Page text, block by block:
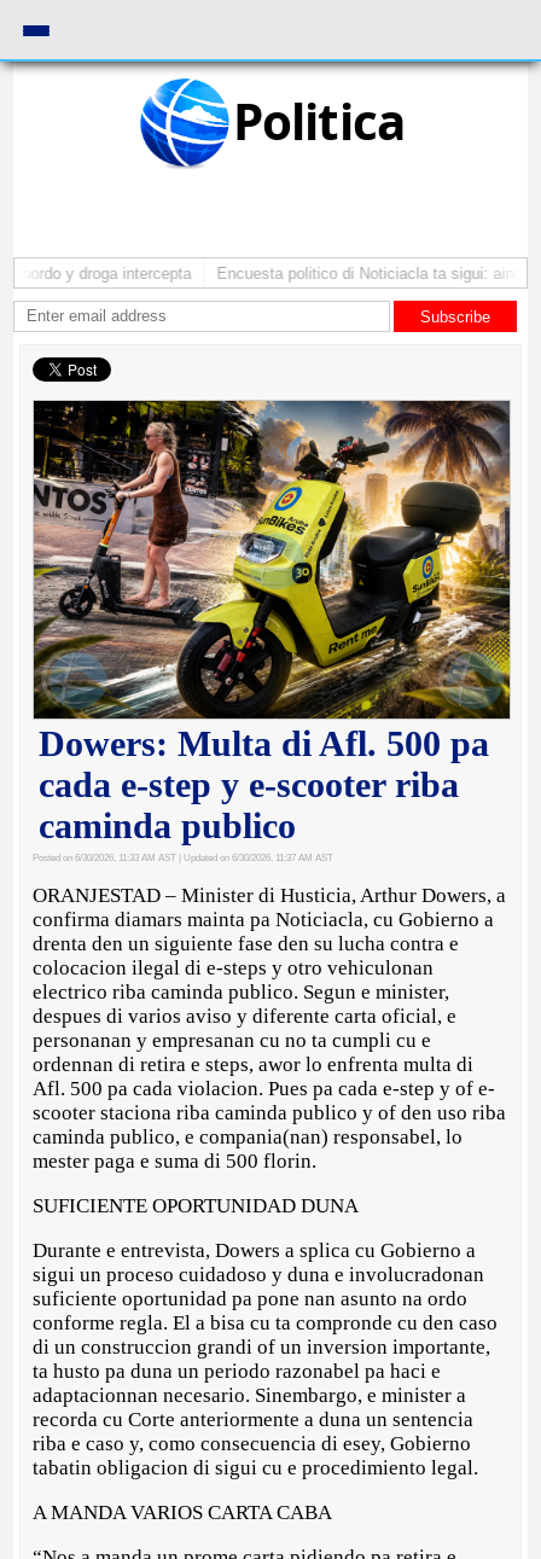
Politica
y droga intercepta Encuesta politico di Noticiacla ta sigui: ainda
Subscribe
Dowers: Multa di Afl. 500 pa
cada e-step y e-scooter riba
caminda publico
Posted on 6/30/2026, 11:33 AM AST | Updated on 6/30/2026, 11:37 AM AST
ORANJESTAD – Minister di Husticia, Arthur Dowers, a
confirma diamars mainta pa Noticiacla, cu Gobierno a
drenta den un siguiente fase den su lucha contra e
colocacion ilegal di e-steps y otro vehiculonan
electrico riba caminda publico. Segun e minister,
despues di varios aviso y diferente carta oficial, e
personanan y empresanan cu no ta cumpli cu e
ordennan di retira e steps, awor lo enfrenta multa di
Afl. 500 pa cada violacion. Pues pa cada e-step y of e-
scooter staciona riba caminda publico y of den uso riba
caminda publico, e compania(nan) responsabel, lo
mester paga e suma di 500 florin.
SUFICIENTE OPORTUNIDAD DUNA
Durante e entrevista, Dowers a splica cu Gobierno a
sigui un proceso cuidadoso y duna e involucradonan
suficiente oportunidad pa pone nan asunto na ordo
conforme regla. El a bisa cu ta compronde cu den caso
di un construccion grandi of un inversion importante,
ta husto pa duna un periodo razonabel pa haci e
adaptacionnan necesario. Sinembargo, e minister a
recorda cu Corte anteriormente a duna un sentencia
riba e caso y, como consecuencia di esey, Gobierno
tabatin obligacion di sigui cu e procedimiento legal.
A MANDA VARIOS CARTA CABA